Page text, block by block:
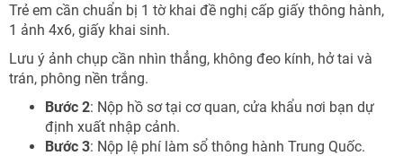
Trẻ em cần chuẩn bị 1 tờ khai đề nghị cấp giấy thông hành,
1 ảnh 4x6, giấy khai sinh.
Lưu ý ảnh chụp cần nhìn thẳng, không đeo kính, hở tai và
trán, phông nền trắng.
Bước 2: Nộp hồ sơ tại cơ quan, cửa khẩu nơi bạn dự
định xuất nhập cảnh.
Bước 3: Nộp lệ phí làm sổ thông hành Trung Quốc.